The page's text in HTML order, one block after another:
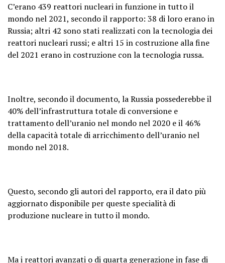
C’erano 439 reattori nucleari in funzione in tutto il
mondo nel 2021, secondo il rapporto: 38 di loro erano in
Russia; altri 42 sono stati realizzati con la tecnologia dei
reattori nucleari russi; e altri 15 in costruzione alla fine
del 2021 erano in costruzione con la tecnologia russa.
Inoltre, secondo il documento, la Russia possederebbe il
40% dell’infrastruttura totale di conversione e
trattamento dell’uranio nel mondo nel 2020 e il 46%
della capacità totale di arricchimento dell’uranio nel
mondo nel 2018.
Questo, secondo gli autori del rapporto, era il dato più
aggiornato disponibile per queste specialità di
produzione nucleare in tutto il mondo.
Ma i reattori avanzati o di quarta generazione in fase di